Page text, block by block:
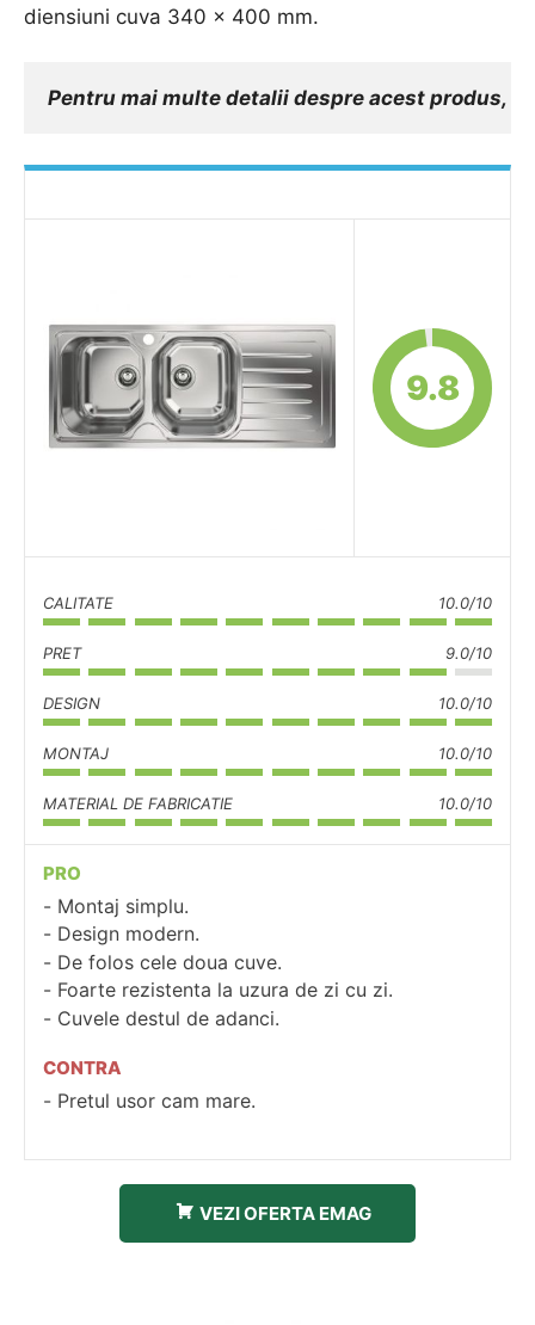
diensiuni cuva 340 x 400 mm.
Pentru mai multe detalii despre acest produs,
9.8
CALITATE 10.0/10
PRET 9.0/10
DESIGN 10.0/10
MONTAJ 10.0/10
MATERIAL DE FABRICATIE 10.0/10
PRO
Montaj simplu.
Design modern.
De folos cele doua cuve.
Foarte rezistenta la uzura de zi cu zi.
Cuvele destul de adanci.
CONTRA
Pretul usor cam mare.
VEZI OFERTA EMAG